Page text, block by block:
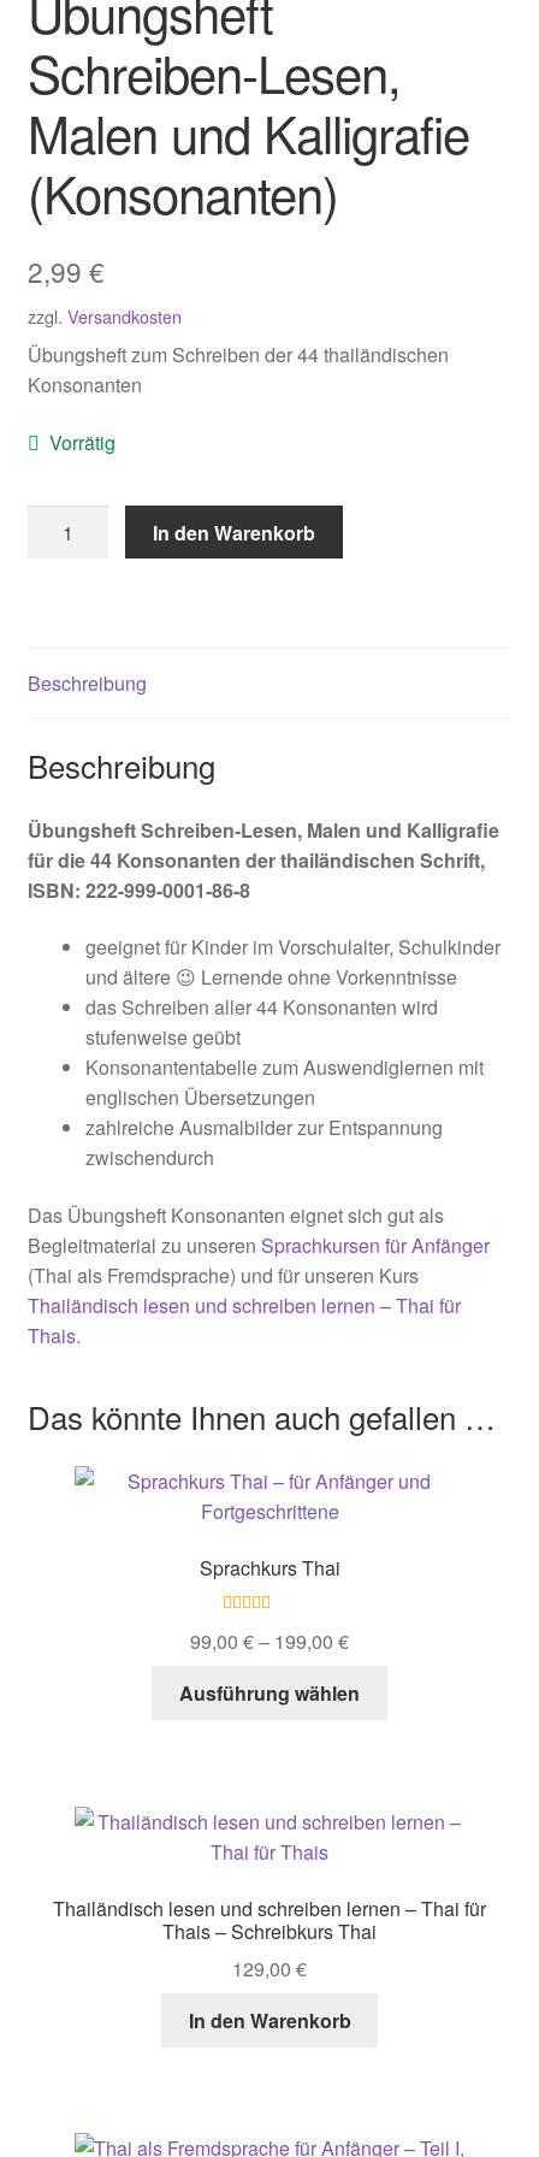
Schreiben-Lesen,
Malen und Kalligrafie
(Konsonanten)
2,99 €
zzgl. Versandkosten
Übungsheft zum Schreiben der 44 thailändischen
Konsonanten
Vorrätig
Schreiben-
Kalligrafie
(Konsonanten)
In den Warenkorb
Beschreibung
Beschreibung
Übungsheft Schreiben-Lesen, Malen und Kalligrafie
für die 44 Konsonanten der thailändischen Schrift,
ISBN: 222-999-0001-86-8
geeignet für Kinder im Vorschulalter, Schulkinder
und ältere 😉 Lernende ohne Vorkenntnisse
das Schreiben aller 44 Konsonanten wird
stufenweise geübt
Konsonantentabelle zum Auswendiglernen mit
englischen Übersetzungen
zahlreiche Ausmalbilder zur Entspannung
zwischendurch
Das Übungsheft Konsonanten eignet sich gut als
Begleitmaterial zu unseren Sprachkursen für Anfänger
(Thai als Fremdsprache) und für unseren Kurs
Thailändisch lesen und schreiben lernen – Thai für
Thais.
Das könnte Ihnen auch gefallen …
Sprachkurs Thai
5.00
von 5
99,00 €– 199,00 €
Ausführung wählen
auf.
können
Thailändisch lesen und schreiben lernen – Thai für
Thais – Schreibkurs Thai
129,00 €
In den Warenkorb